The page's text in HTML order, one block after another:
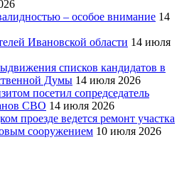
– особое внимание 14
Ивановской области 14 июля
списков кандидатов в
Думы 14 июля 2026
посетил сопредседатель
СВО 14 июля 2026
проезде ведется ремонт участка
сооружением 10 июля 2026